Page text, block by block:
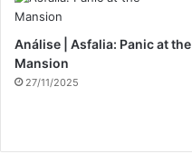
Análise | Asfalia: Panic at the
Mansion
27/11/2025